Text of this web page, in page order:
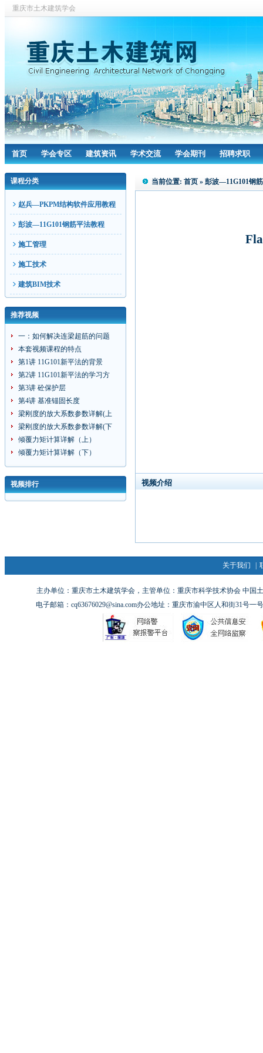
重庆市土木建筑学会
首页 学会专区 建筑资讯 学术交流 学会期刊 招聘求职
课程分类
赵兵—PKPM结构软件应用教程
彭波—11G101钢筋平法教程
施工管理
施工技术
建筑BIM技术
推荐视频
一：如何解决连梁超筋的问题
本套视频课程的特点
第1讲 11G101新平法的背景
第2讲 11G101新平法的学习方
第3讲 砼保护层
第4讲 基准锚固长度
梁刚度的放大系数参数详解(上
梁刚度的放大系数参数详解(下
倾覆力矩计算详解（上）
倾覆力矩计算详解（下）
视频排行
当前位置: 首页 » 彭波—11G101钢
视频介绍
关于我们
主办单位：重庆市土木建筑学会，主管单位：重庆市科学技术协会 中国
电子邮箱：cq63676029@sina.com办公地址：重庆市渝中区人和街31号一